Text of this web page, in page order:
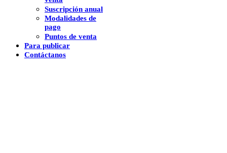
Suscripción anual
Modalidades de
pago
Puntos de venta
Para publicar
Contáctanos